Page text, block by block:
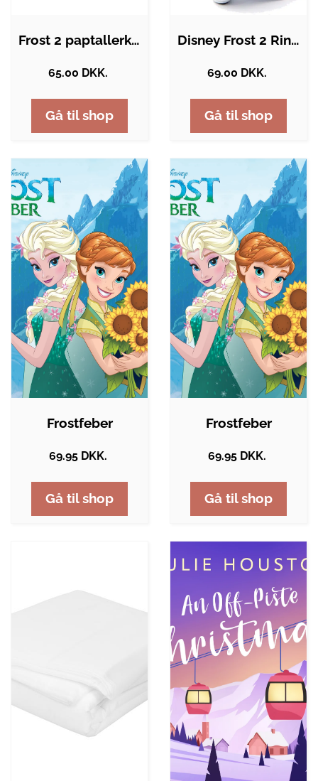
Frost 2 paptallerkener 8x - 23 cm
65.00 DKK.
Gå til shop
Disney Frost 2 Ringeklokke - Blå
69.00 DKK.
Gå til shop
Frostfeber
69.95 DKK.
Gå til shop
Frostfeber
69.95 DKK.
Gå til shop